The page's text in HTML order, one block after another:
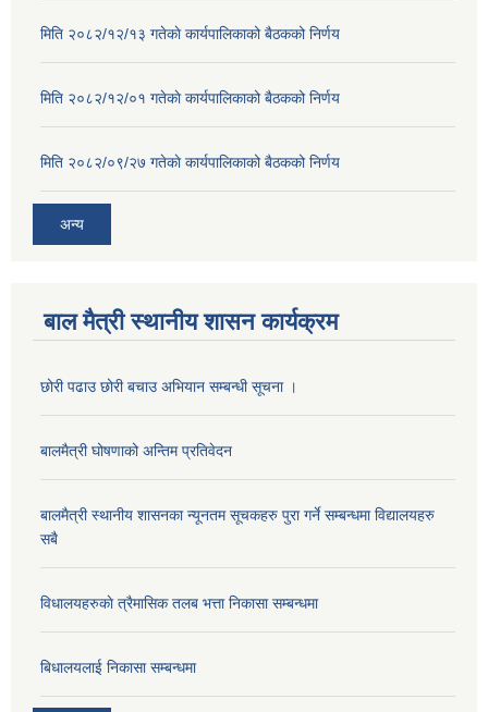
मिति २०८२/१२/१३ गतेकाे कार्यपालिकाको बैठकको निर्णय
मिति २०८२/१२/०१ गतेकाे कार्यपालिकाको बैठकको निर्णय
मिति २०८२/०९/२७ गतेकाे कार्यपालिकाको बैठकको निर्णय
अन्य
बाल मैत्री स्थानीय शासन कार्यक्रम
छोरी पढाउ छोरी बचाउ अभियान सम्बन्धी सूचना ।
बालमैत्री घोषणाको अन्तिम प्रतिवेदन
बालमैत्री स्थानीय शासनका न्यूनतम सूचकहरु पुरा गर्ने सम्बन्धमा विद्यालयहरु
सबै
विधालयहरुकाे त्रैमासिक तलब भत्ता निकासा सम्बन्धमा
बिधालयलाई निकासा सम्बन्धमा